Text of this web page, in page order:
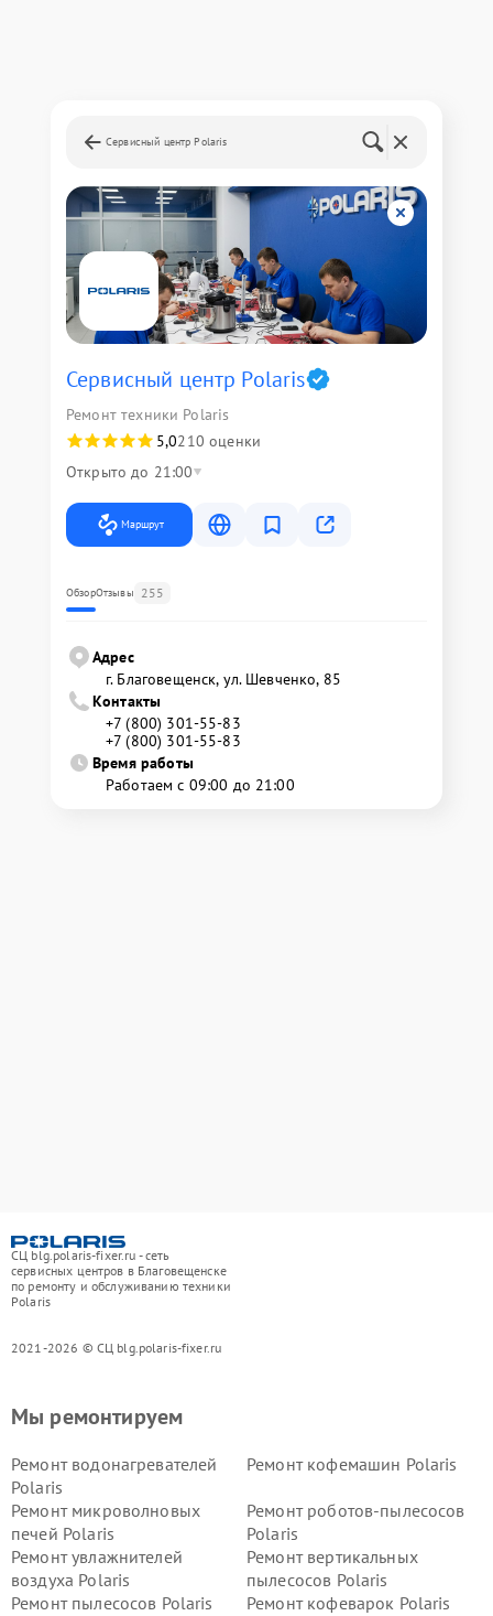
Сервисный центр Polaris
Сервисный центр Polaris
Ремонт техники Polaris
5,0210 оценки
Открыто до 21:00
Маршрут
ОбзорОтзывы 255
Адрес
г. Благовещенск, ул. Шевченко, 85
Контакты
+7 (800) 301-55-83
+7 (800) 301-55-83
Время работы
Работаем с 09:00 до 21:00
СЦ blg.polaris-fixer.ru - сеть
сервисных центров в Благовещенске
по ремонту и обслуживанию техники
Polaris
2021-2026 © СЦ blg.polaris-fixer.ru
Мы ремонтируем
Ремонт водонагревателей
Polaris
Ремонт кофемашин Polaris
Ремонт микроволновых
печей Polaris
Ремонт роботов-пылесосов
Polaris
Ремонт увлажнителей
воздуха Polaris
Ремонт вертикальных
пылесосов Polaris
Ремонт пылесосов Polaris
Ремонт кофеварок Polaris